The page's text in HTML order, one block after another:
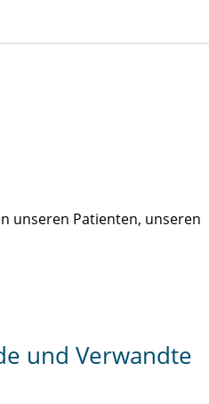
unseren Patienten, unseren
und Verwandte